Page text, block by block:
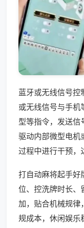
蓝牙或无线信号控
或无线信号与手机
型等指令，发送信
驱动内部微型电机
过程中进行干预，
打自动麻将起手好
位、控洗牌时长、
加，贴合机械规律
规成本，休闲娱乐